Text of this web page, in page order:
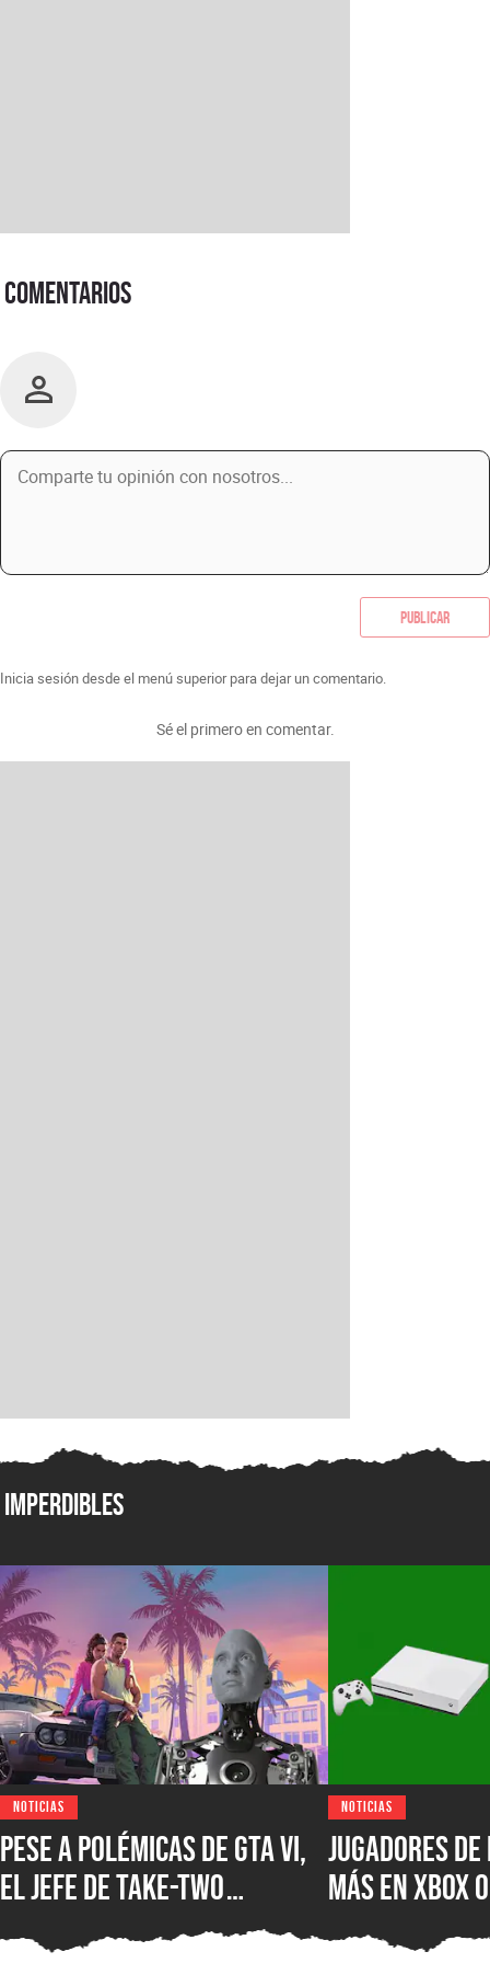
Comentarios
Publicar
Inicia sesión desde el menú superior para dejar un comentario.
Sé el primero en comentar.
Imperdibles
NOTICIAS
Pese a polémicas de GTA VI,
el jefe de Take-Two
asegura que no creen en la
NOTICIAS
Jugadores de
más en XBOX
XBOX